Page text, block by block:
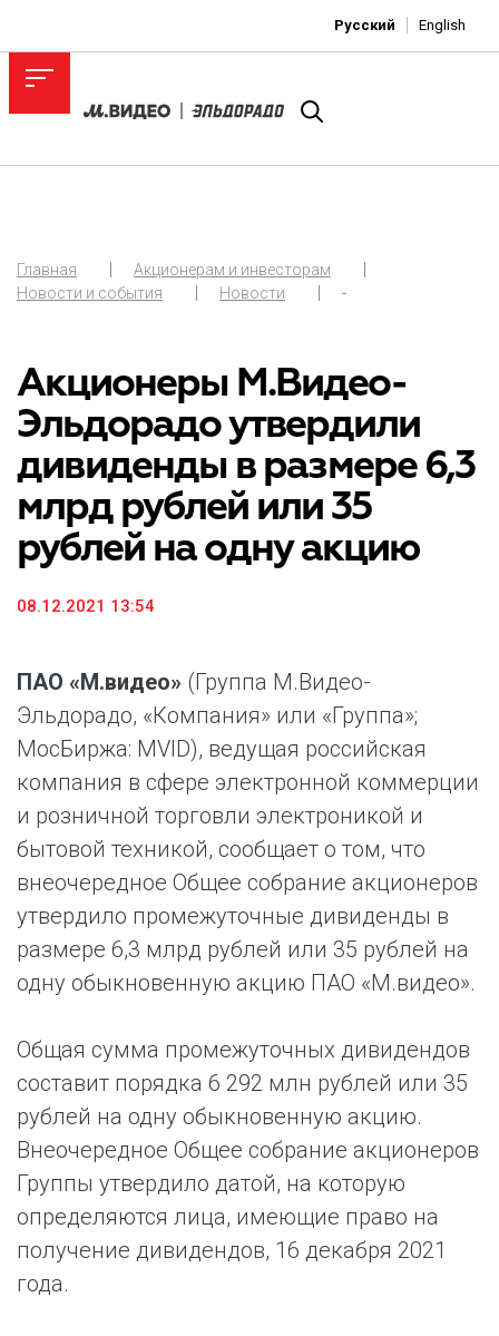
Русский English
Главная
Акционерам и инвесторам
Новости и события
Новости -
Акционеры М.Видео-
Эльдорадо утвердили
дивиденды в размере 6,3
млрд рублей или 35
рублей на одну акцию
08.12.2021 13:54
ПАО «М.видео» (Группа М.Видео-
Эльдорадо, «Компания» или «Группа»;
МосБиржа: MVID), ведущая российская
компания в сфере электронной коммерции
и розничной торговли электроникой и
бытовой техникой, сообщает о том, что
внеочередное Общее собрание акционеров
утвердило промежуточные дивиденды в
размере 6,3 млрд рублей или 35 рублей на
одну обыкновенную акцию ПАО «М.видео».
Общая сумма промежуточных дивидендов
составит порядка 6 292 млн рублей или 35
рублей на одну обыкновенную акцию.
Внеочередное Общее собрание акционеров
Группы утвердило датой, на которую
определяются лица, имеющие право на
получение дивидендов, 16 декабря 2021
года.